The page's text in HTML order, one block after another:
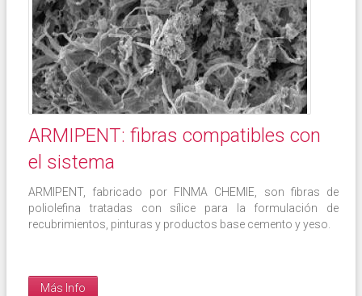
ARMIPENT: fibras compatibles con
el sistema
ARMIPENT, fabricado por FINMA CHEMIE, son fibras de
poliolefina tratadas con sílice para la formulación de
recubrimientos, pinturas y productos base cemento y yeso.
Más Info